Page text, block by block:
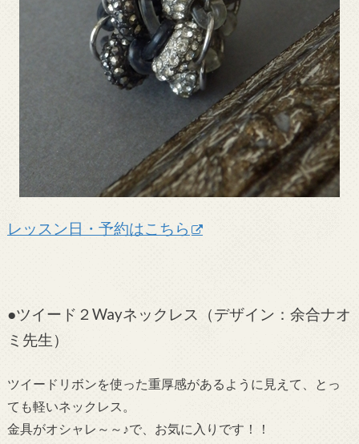
レッスン日・予約はこちら
●ツイード２Wayネックレス（デザイン：余合ナオ
ミ先生）
ツイードリボンを使った重厚感があるように見えて、とっ
ても軽いネックレス。
金具がオシャレ～～♪で、お気に入りです！！